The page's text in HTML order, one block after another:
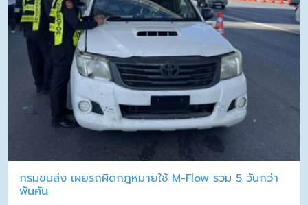
กรมขนส่ง เผยรถผิดกฎหมายใช้ M-Flow รวม 5 วันกว่า
พันคัน